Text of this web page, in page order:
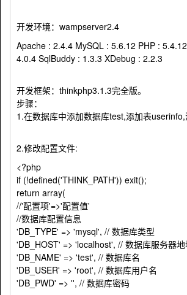
开发环境：wampserver2.4
Apache : 2.4.4 MySQL : 5.6.12 PHP :
4.0.4 SqlBuddy : 1.3.3 XDebug : 2.2.3
开发框架：thinkphp3.1.3完全版。
步骤：
1.在数据库中添加数据库test,添加表userinfo,
2.修改配置文件:
<?php
if (!defined('THINK_PATH')) exit();
return array(
//'配置项'=>'配置值'
//数据库配置信息
'DB_TYPE' => 'mysql', // 数据库类型
'DB_HOST' => 'localhost', // 数据库服务器
'DB_NAME' => 'test', // 数据库名
'DB_USER' => 'root', // 数据库用户名
'DB_PWD' => '', // 数据库密码